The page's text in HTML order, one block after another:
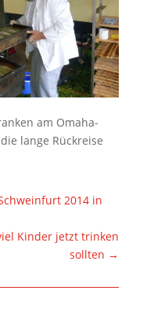
am Omaha-
lange Rückreise
2014 in
Kinder jetzt trinken
sollten →